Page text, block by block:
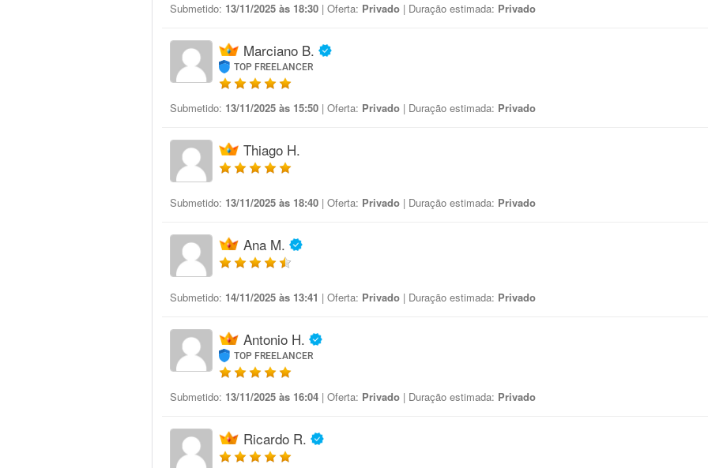
Submetido: 13/11/2025 às 18:30 | Oferta: Privado | Duração estimada: Privado
Marciano B.
TOP FREELANCER
Submetido: 13/11/2025 às 15:50 | Oferta: Privado | Duração estimada: Privado
Thiago H.
Submetido: 13/11/2025 às 18:40 | Oferta: Privado | Duração estimada: Privado
Ana M.
Submetido: 14/11/2025 às 13:41 | Oferta: Privado | Duração estimada: Privado
Antonio H.
TOP FREELANCER
Submetido: 13/11/2025 às 16:04 | Oferta: Privado | Duração estimada: Privado
Ricardo R.